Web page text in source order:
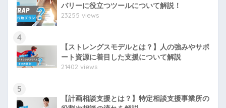
バリーに役立つツールについて解説！
23255 views
4
【ストレングスモデルとは？】人の強みやサポ
ート資源に着目した支援について解説
21402 views
5
【計画相談支援とは？】特定相談支援事業所の